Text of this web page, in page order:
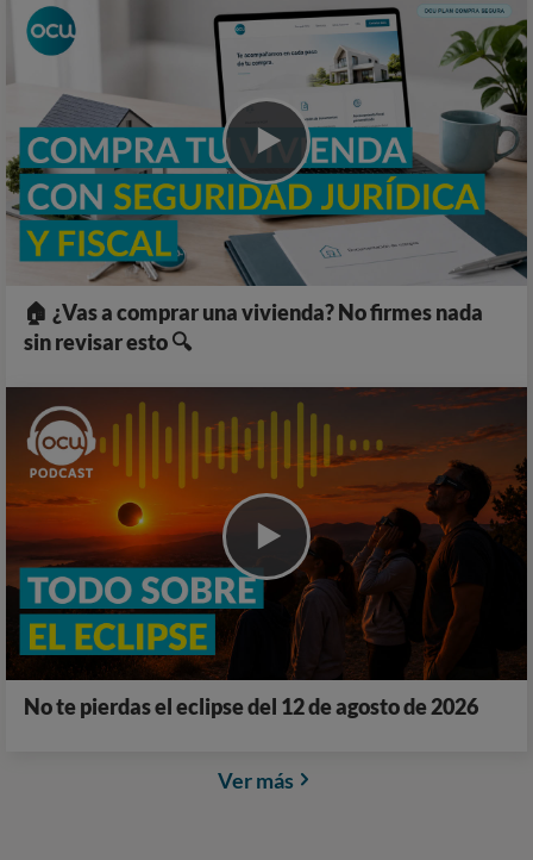
🏠 ¿Vas a comprar una vivienda? No firmes nada
sin revisar esto 🔍
No te pierdas el eclipse del 12 de agosto de 2026
Ver más